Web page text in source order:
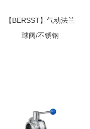
【BERSST】气动法兰
球阀/不锈钢